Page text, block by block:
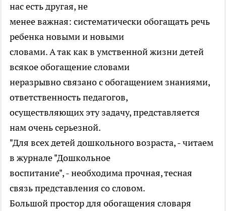
нас есть другая, не
менее важная: систематически обогащать речь
ребенка новыми и новыми
словами. А так как в умственной жизни детей
всякое обогащение словами
неразрывно связано с обогащением знаниями,
ответственность педагогов,
осуществляющих эту задачу, представляется
нам очень серьезной.
"Для всех детей дошкольного возраста, - читаем
в журнале "Дошкольное
воспитание", - необходима прочная, тесная
связь представления со словом.
Большой простор для обогащения словаря